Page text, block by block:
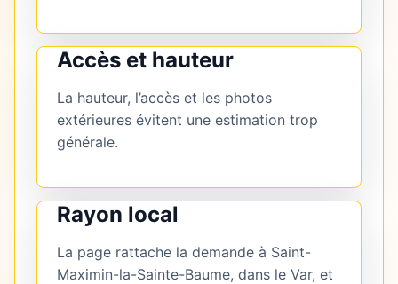
Accès et hauteur
La hauteur, l’accès et les photos
extérieures évitent une estimation trop
générale.
Rayon local
La page rattache la demande à Saint-
Maximin-la-Sainte-Baume, dans le Var, et